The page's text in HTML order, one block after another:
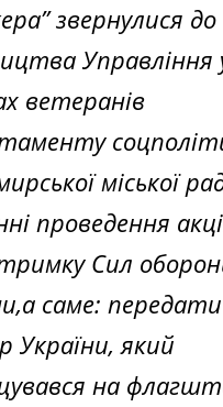
звернулися до
Управління
ветеранів
міської
проведення
Сил
саме: передати
України, який
на